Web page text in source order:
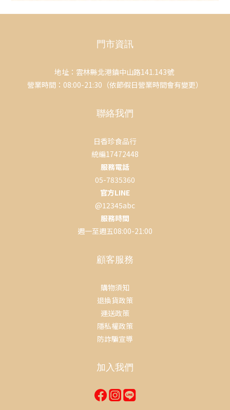
門市資訊
地址：雲林縣北港鎮中山路141.143號
營業時間：08:00-21:30（依節假日營業時間會有變更）
聯絡我們
日香珍食品行
統編17472448
服務電話
05-7835360
官方LINE
@12345abc
服務時間
週一至週五08:00-21:00
顧客服務
購物須知
退換貨政策
運送政策
隱私權政策
防詐騙宣導
加入我們